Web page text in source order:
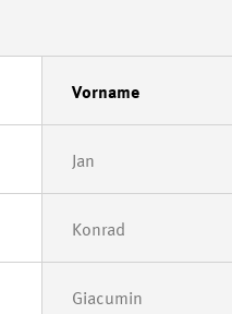
Vorname
Jan
Konrad
Giacumin